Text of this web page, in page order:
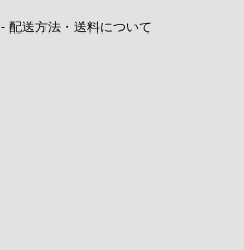
- 配送方法・送料について